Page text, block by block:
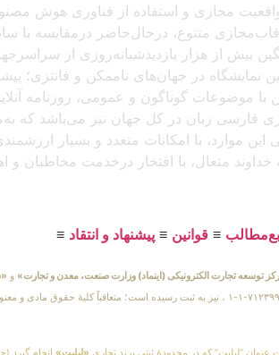
واقعیت مجازی و استفاده از فناوری
متنوع، درحال‌حاضر درمقایسه با سایر
۲۵۰ نمایشگاه هنری و تجاری و با میانگین بیش از هزار
نمایشگاه در جهان‌های ناممکن و فانتزی؛
با موضوعات گوناگون و عمومی، روزنامه
فارسی زبان در کل جهان نیز می‌باشد
موارد، با امکانات متعدد و بسیار
خداوند متعال، با افتخار درخدمت
≡ قوانین ≡ پیشنهاد و انتقاد ≡
توسعه تجارت الکترونیکی (اینماد) وزارت صنعت، معدن و تجارت» و
بشماره شامَد: ۱-۳-۶۵-۷۱۲۳۹۹-۱-۱ ، نیز به ثبت رسیده است؛